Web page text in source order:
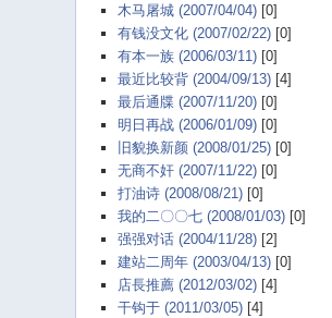
木马屠城 (2007/04/04)[0]
有钱没文化 (2007/02/22)[0]
有本一族 (2006/03/11)[0]
最近比较背 (2004/09/13)[4]
最后通牒 (2007/11/20)[0]
明日再战 (2006/01/09)[0]
旧貌换新颜 (2008/01/25)[0]
无商不奸 (2007/11/22)[0]
打油诗 (2008/08/21)[0]
我的二〇〇七 (2008/01/03)[0]
强强对话 (2004/11/28)[2]
建站二周年 (2003/04/13)[0]
店長推薦 (2012/03/02)[4]
干钩于 (2011/03/05)[4]